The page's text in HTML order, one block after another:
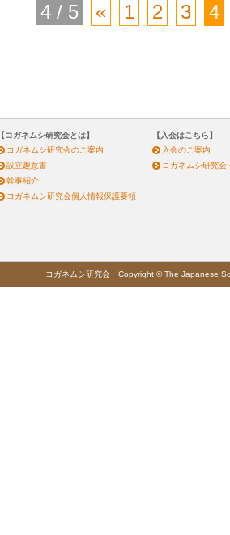
4 / 5 « 1 2 3 4
【コガネムシ研究会とは】
コガネムシ研究会のご案内
設立趣意書
幹事紹介
コガネムシ研究会個人情報保護要領
【入会はこちら】
入会のご案内
コガネムシ研究会
コガネムシ研究会 Copyright © The Japanese